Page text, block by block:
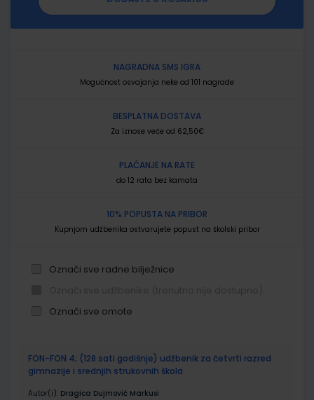
NAGRADNA SMS IGRA
Mogućnost osvajanja neke od 101 nagrade
BESPLATNA DOSTAVA
Za iznose veće od 62,50€
PLAĆANJE NA RATE
do 12 rata bez kamata
10% POPUSTA NA PRIBOR
Kupnjom udžbenika ostvarujete popust na školski pribor
Označi sve radne bilježnice
Označi sve omote
proizvodi
FON-FON 4; (128 sati godišnje) udžbenik za četvrti razred
gimnazije i srednjih strukovnih škola
Autor(i): Dragica Dujmović Markusi